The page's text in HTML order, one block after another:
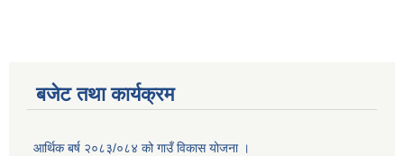
बजेट तथा कार्यक्रम
आर्थिक बर्ष २०८३/०८४ को गाउँ विकास योजना ।